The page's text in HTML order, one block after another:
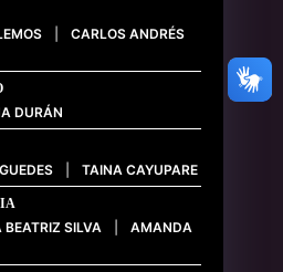
CARLOS ANDRÉS
DURÁN
TAINA CAYUPARE
BEATRIZ SILVA
AMANDA